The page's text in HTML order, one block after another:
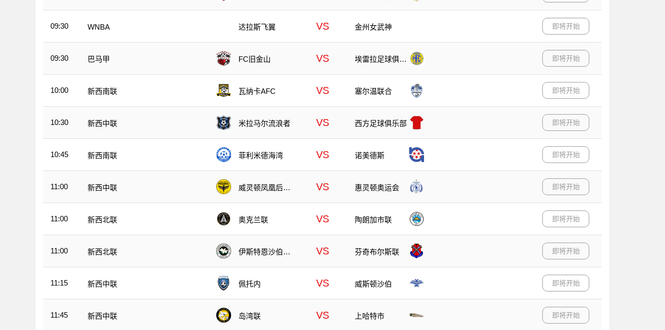
09:30 WNBA 达拉斯飞翼 VS 金州女武神 即将开始
09:30 巴马甲 FC旧金山 VS
埃雷拉足球俱乐
即将开始
10:00 新西南联 瓦纳卡AFC VS 塞尔温联合 即将开始
10:30 新西中联 米拉马尔流浪者 VS 西方足球俱乐部 即将开始
10:45 新西南联 菲利米德海湾 VS 诺美德斯 即将开始
11:00 新西中联
威灵顿凤凰后备
VS 惠灵顿奥运会 即将开始
11:00 新西北联 奥克兰联 VS 陶朗加市联 即将开始
11:00 新西北联
伊斯特恩沙伯奥
VS 芬奇布尔斯联 即将开始
11:15 新西中联 佩托内 VS 威斯顿沙伯 即将开始
11:45 新西中联 岛湾联 VS 上哈特市 即将开始